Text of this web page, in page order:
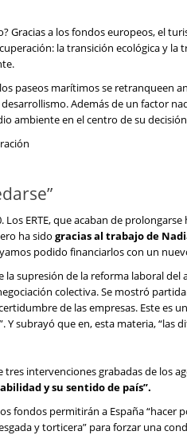
Gracias a los fondos europeos, el
la transición ecológica y la
paseos marítimos se retranqueen
Además de un factor
ambiente en el centro de su
ERTE, que acaban de
ha sido gracias al trabajo de
podido financiarlos con un
supresión de la reforma laboral
colectiva. Se mostró
de las empresas. Este es
subrayó que en, esta materia, “las
intervenciones grabadas de los
y su sentido de país”.
fondos permitirán a España
y torticera” para forzar una